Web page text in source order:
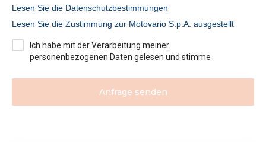
Lesen Sie die Datenschutzbestimmungen
Lesen Sie die Zustimmung zur Motovario S.p.A. ausgestellt
Ich habe mit der Verarbeitung meiner
personenbezogenen Daten gelesen und stimme
Anfrage senden